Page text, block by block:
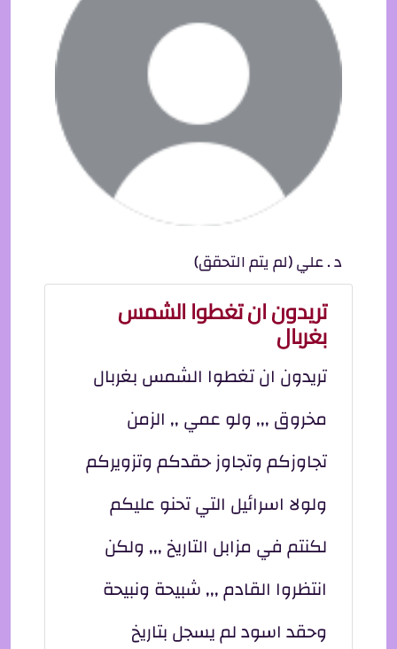
د . علي (لم يتم التحقق)
تريدون ان تغطوا الشمس
بغربال
تريدون ان تغطوا الشمس بغربال
مخروق ,,, ولو عمي ,, الزمن
تجاوزكم وتجاوز حقدكم وتزويركم
ولولا اسرائيل التي تحنو عليكم
لكنتم في مزابل التاريخ ,,, ولكن
انتظروا القادم ,,, شبيحة ونبيحة
وحقد اسود لم يسجل بتاريخ